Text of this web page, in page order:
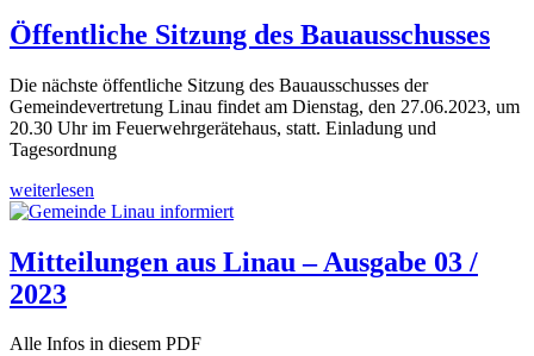
Öffentliche Sitzung des Bauausschusses
Die nächste öffentliche Sitzung des Bauausschusses der
Gemeindevertretung Linau findet am Dienstag, den 27.06.2023, um
20.30 Uhr im Feuerwehrgerätehaus, statt. Einladung und
Tagesordnung
weiterlesen
Mitteilungen aus Linau – Ausgabe 03 /
2023
Alle Infos in diesem PDF